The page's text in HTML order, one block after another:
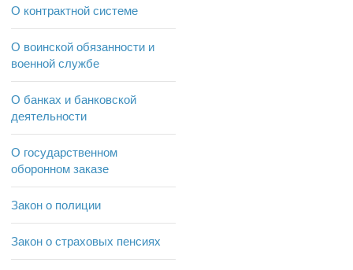
О контрактной системе
О воинской обязанности и
военной службе
О банках и банковской
деятельности
О государственном
оборонном заказе
Закон о полиции
Закон о страховых пенсиях